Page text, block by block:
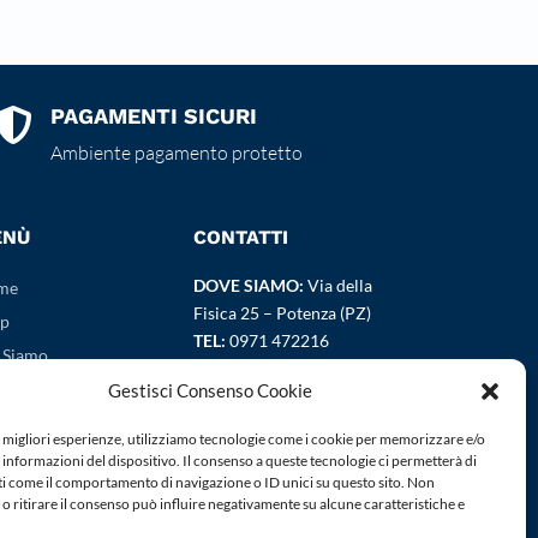
Gestisci Consenso Cookie
esperienze, utilizziamo tecnologie come i cookie per memorizzare e/o
informazioni del dispositivo. Il consenso a queste tecnologie ci permetterà di
come il comportamento di navigazione o ID unici su questo sito. Non
ritirare il consenso può influire negativamente su alcune caratteristiche e
PAGAMENTI SICURI
Ambiente pagamento protetto
Policy
e Condizioni
CONTATTI
DOVE SIAMO: Via della
Fisica 25 – Potenza (PZ)
TEL: 0971 472216